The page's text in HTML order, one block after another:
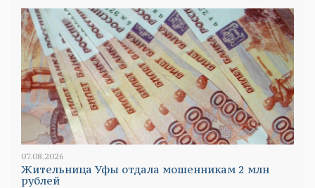
07.08.2026
Жительница Уфы отдала мошенникам 2 млн
рублей